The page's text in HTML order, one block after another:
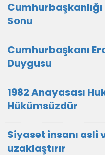
Cumhurbaşkanlığı
Sonu
Cumhurbaşkanı
Duygusu
1982 Anayasası
Hükümsüzdür
Siyaset insanı asli
uzaklaştırır